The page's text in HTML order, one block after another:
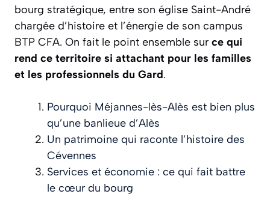
bourg stratégique, entre son église Saint-André
chargée d’histoire et l’énergie de son campus
BTP CFA. On fait le point ensemble sur ce qui
rend ce territoire si attachant pour les familles
et les professionnels du Gard.
Pourquoi Méjannes-lès-Alès est bien plus
qu’une banlieue d’Alès
Un patrimoine qui raconte l’histoire des
Cévennes
Services et économie : ce qui fait battre
le cœur du bourg